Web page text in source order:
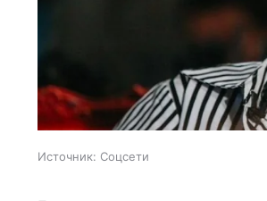
Источник: Соцсети